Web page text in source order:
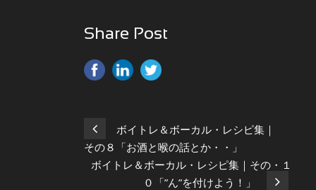
Share Post
ボイトレ＆ボーカル・レシピ集｜
その８「お酒と喉の話とか・・」
ボイトレ＆ボーカル・レシピ集｜その・１
０「”ん”を付けよう！」